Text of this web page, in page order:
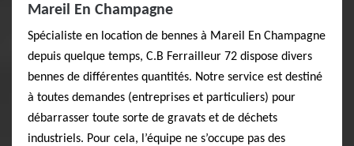
Mareil En Champagne
Spécialiste en location de bennes à Mareil En Champagne
depuis quelque temps, C.B Ferrailleur 72 dispose divers
bennes de différentes quantités. Notre service est destiné
à toutes demandes (entreprises et particuliers) pour
débarrasser toute sorte de gravats et de déchets
industriels. Pour cela, l’équipe ne s’occupe pas des